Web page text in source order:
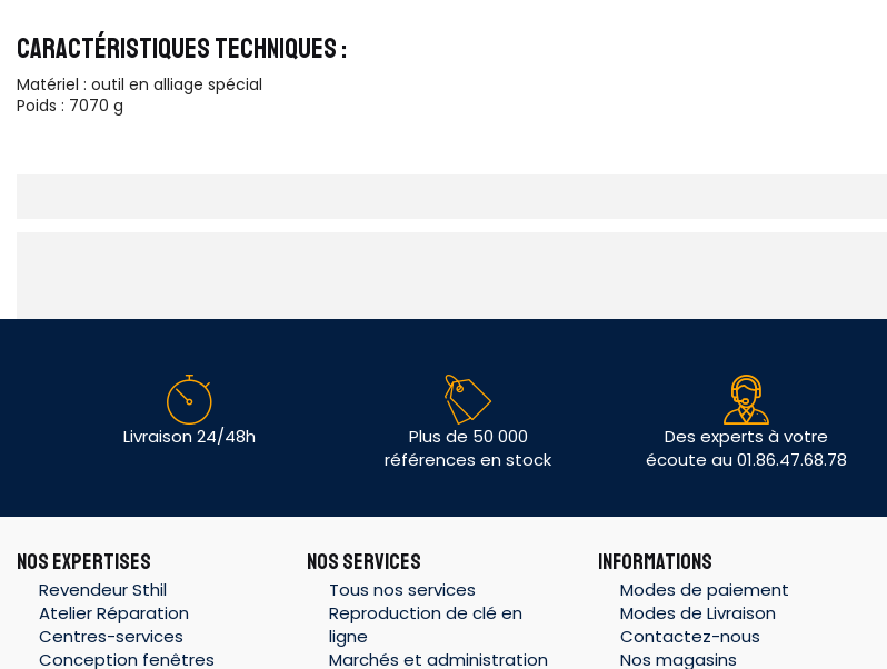
CARACTÉRISTIQUES TECHNIQUES :
Matériel : outil en alliage spécial
Poids : 7070 g
Livraison 24/48h
Plus de 50 000
références en stock
Des experts à votre
écoute au 01.86.47.68.78
NOS EXPERTISES
Revendeur Sthil
Atelier Réparation
Centres-services
Conception fenêtres
NOS SERVICES
Tous nos services
Reproduction de clé en
ligne
Marchés et administration
INFORMATIONS
Modes de paiement
Modes de Livraison
Contactez-nous
Nos magasins